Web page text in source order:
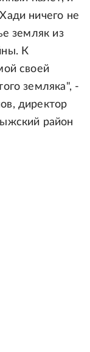
ничего не
земляк из
К
своей
земляка", -
директор
район